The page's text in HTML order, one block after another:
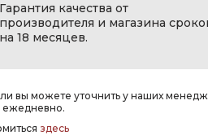
Гарантия качества от
производителя и магазина
на 18 месяцев.
вы можете уточнить у наших
ежедневно.
здесь